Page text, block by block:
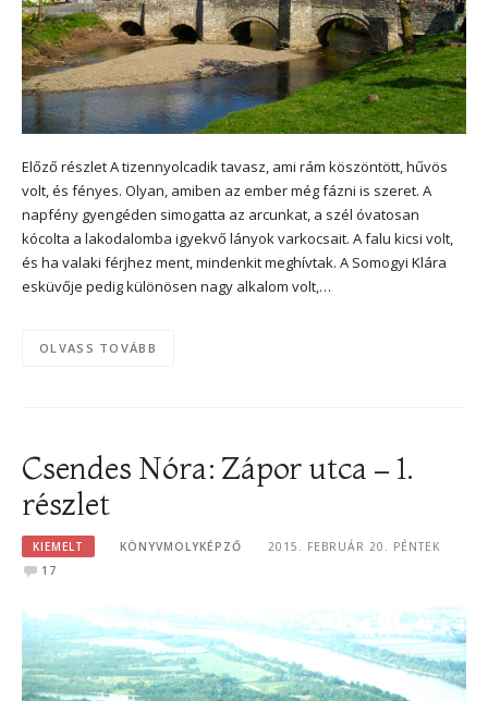
Előző részlet A tizennyolcadik tavasz, ami rám köszöntött, hűvös
volt, és fényes. Olyan, amiben az ember még fázni is szeret. A
napfény gyengéden simogatta az arcunkat, a szél óvatosan
kócolta a lakodalomba igyekvő lányok varkocsait. A falu kicsi volt,
és ha valaki férjhez ment, mindenkit meghívtak. A Somogyi Klára
esküvője pedig különösen nagy alkalom volt,…
OLVASS TOVÁBB
Csendes Nóra: Zápor utca – 1.
részlet
KIEMELT KÖNYVMOLYKÉPZŐ
2015. FEBRUÁR 20. PÉNTEK
17